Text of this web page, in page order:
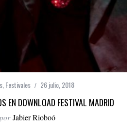
Festivales 26 julio, 2018
EN DOWNLOAD FESTIVAL MADRID
por Jabier Rioboó